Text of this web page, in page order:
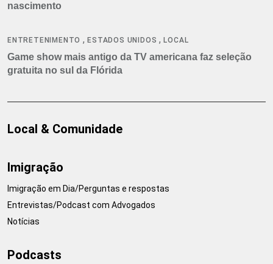
nascimento
ENTRETENIMENTO ,ESTADOS UNIDOS ,LOCAL
Game show mais antigo da TV americana faz seleção
gratuita no sul da Flórida
Local & Comunidade
Imigração
Imigração em Dia/Perguntas e respostas
Entrevistas/Podcast com Advogados
Notícias
Podcasts